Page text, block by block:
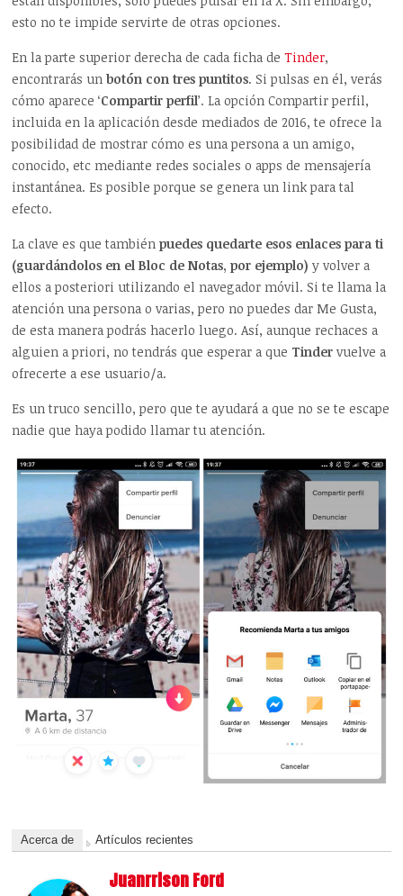
esto no te impide servirte de otras opciones.
En la parte superior derecha de cada ficha deTinder,
encontrarás unbotón con tres puntitos. Si pulsas en él, verás
cómo aparece ‘Compartir perfil’. La opción Compartir perfil,
incluida en la aplicación desde mediados de 2016, te ofrece la
posibilidad de mostrar cómo es una persona a un amigo,
conocido, etc mediante redes sociales o apps de mensajería
instantánea. Es posible porque se genera un link para tal
efecto.
La clave es que tambiénpuedes quedarte esos enlaces para ti
(guardándolos en el Bloc de Notas, por ejemplo) y volver a
ellos a posteriori utilizando el navegador móvil. Si te llama la
atención una persona o varias, pero no puedes dar Me Gusta,
de esta manera podrás hacerlo luego. Así, aunque rechaces a
alguien a priori, no tendrás que esperar a que Tinder vuelve a
ofrecerte a ese usuario/a.
Es un truco sencillo, pero que te ayudará a que no se te escape
nadie que haya podido llamar tu atención.
Acerca de Artículos recientes
Juanrrison Ford